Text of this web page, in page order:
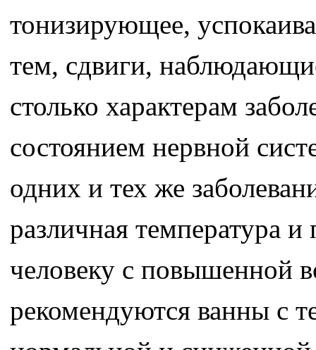
тонизирующее,
тем, сдвиги,
столько характерам
состоянием нервной
одних и тех же
различная температура
человеку с повышенной
рекомендуются ванны с